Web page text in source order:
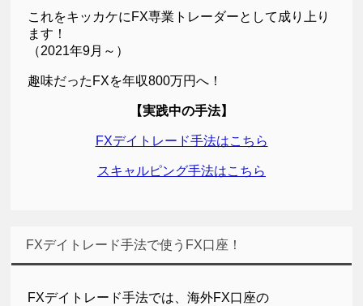
これをキッカケにFX専業トレーダーとして成り上り
ます！
（2021年9月～）
趣味だったFXを年収800万円へ！
【実践中の手法】
FXデイトレード手法はこちら
スキャルピング手法はこちら
FXデイトレード手法で使うFX口座！
FXデイトレード手法では、海外FX口座の